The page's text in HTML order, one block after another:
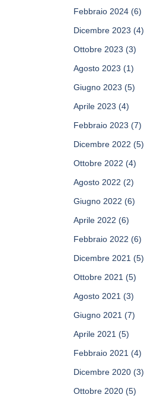
Febbraio 2024 (6)
Dicembre 2023 (4)
Ottobre 2023 (3)
Agosto 2023 (1)
Giugno 2023 (5)
Aprile 2023 (4)
Febbraio 2023 (7)
Dicembre 2022 (5)
Ottobre 2022 (4)
Agosto 2022 (2)
Giugno 2022 (6)
Aprile 2022 (6)
Febbraio 2022 (6)
Dicembre 2021 (5)
Ottobre 2021 (5)
Agosto 2021 (3)
Giugno 2021 (7)
Aprile 2021 (5)
Febbraio 2021 (4)
Dicembre 2020 (3)
Ottobre 2020 (5)